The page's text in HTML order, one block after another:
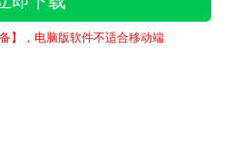
】，电脑版软件不适合移动端